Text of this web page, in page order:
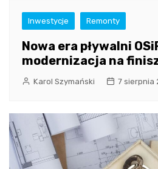
Inwestycje Remonty
Nowa era pływalni
modernizacja na
Karol Szymański 7 sierpnia